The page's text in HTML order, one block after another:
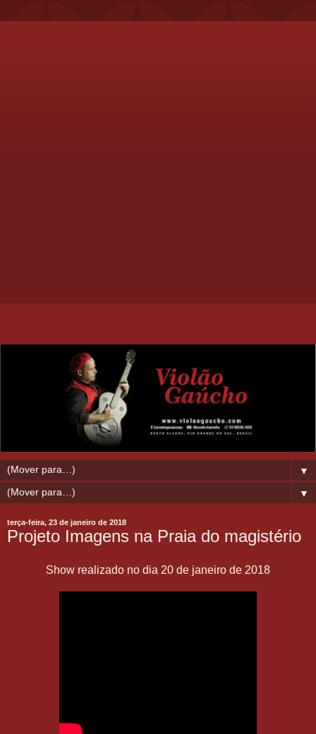
▼
▼
terça-feira, 23 de janeiro de 2018
Projeto Imagens na Praia do magistério
Show realizado no dia 20 de janeiro de 2018